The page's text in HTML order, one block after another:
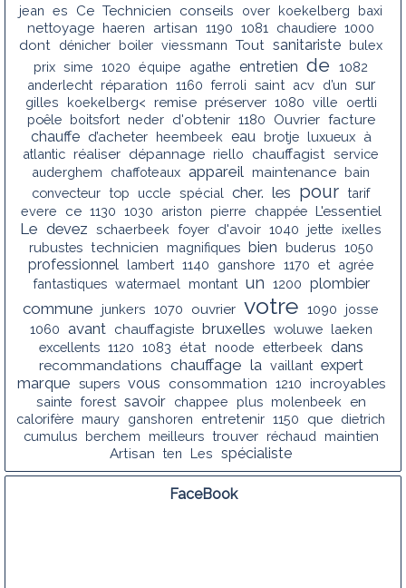
jean es Ce Technicien conseils over koekelberg baxi
nettoyage haeren artisan 1190 1081 chaudiere 1000
dont dénicher boiler viessmann Tout sanitariste bulex
prix sime 1020 équipe agathe entretien de
1082
anderlecht réparation 1160 ferroli saint acv d’un sur
gilles koekelberg< remise préserver 1080 ville
oertli
poêle
boitsfort neder d'obtenir 1180 Ouvrier facture
chauffe d’acheter heembeek eau brotje luxueux à
atlantic réaliser dépannage riello chauffagist service
auderghem
chaffoteaux appareil maintenance bain
convecteur top uccle spécial cher. les pour tarif
evere
ce 1130 1030 ariston pierre chappée L'essentiel
Le devez schaerbeek foyer d'avoir 1040 jette
ixelles
rubustes technicien magnifiques bien buderus 1050
professionnel lambert 1140 ganshore 1170 et
agrée
fantastiques watermael montant un 1200 plombier
commune junkers 1070 ouvrier votre 1090
josse
1060 avant chauffagiste bruxelles woluwe
laeken
excellents 1120 1083 état noode etterbeek dans
recommandations chauffage la vaillant expert
marque supers vous consommation 1210 incroyables
sainte forest savoir chappee plus molenbeek en
calorifère maury ganshoren entretenir 1150 que dietrich
cumulus
berchem meilleurs trouver réchaud maintien
Artisan ten Les spécialiste
FaceBook